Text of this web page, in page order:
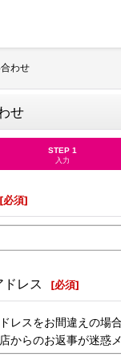
わせ
せ
STEP 1
入力
[必須]
ドレス [必須]
レスをお間違えの場
からのお返事が迷惑